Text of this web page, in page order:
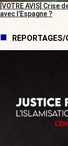
[VOTRE AVIS]
avec l’Espagne ?
REPORTAGES/